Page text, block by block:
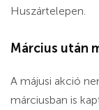
Huszártelepen.
Március után
A májusi akció
márciusban is